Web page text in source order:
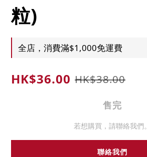
粒)
全店，消費滿$1,000免運費
HK$36.00 HK$38.00
售完
若想購買，請聯絡我們。
聯絡我們